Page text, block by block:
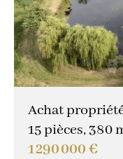
Achat
15 pièces, 380
1 290 000 €